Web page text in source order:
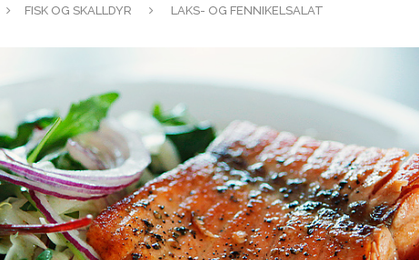
FISK OG SKALLDYR LAKS- OG FENNIKELSALAT